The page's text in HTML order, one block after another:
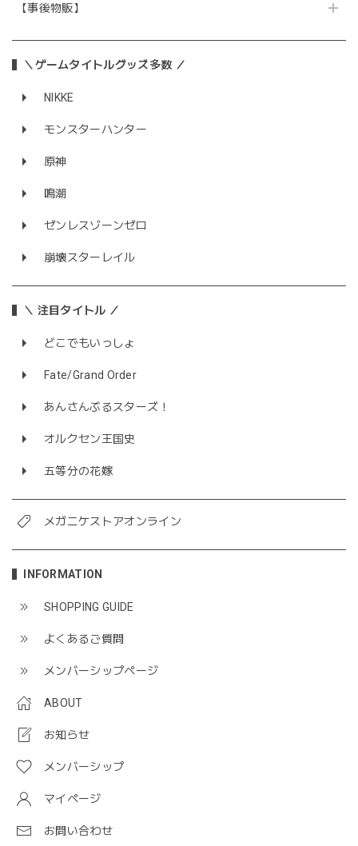
【事後物販】
＼ゲームタイトルグッズ多数 ／
NIKKE
モンスターハンター
原神
鳴潮
ゼンレスゾーンゼロ
崩壊スターレイル
＼ 注目タイトル ／
どこでもいっしょ
Fate/Grand Order
あんさんぶるスターズ！
オルクセン王国史
五等分の花嫁
メガニケストアオンライン
INFORMATION
SHOPPING GUIDE
よくあるご質問
メンバーシップページ
ABOUT
お知らせ
メンバーシップ
マイページ
お問い合わせ